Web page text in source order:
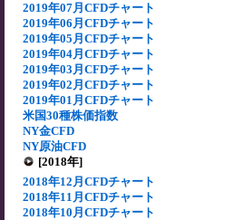
2019年07月CFDチャート
2019年06月CFDチャート
2019年05月CFDチャート
2019年04月CFDチャート
2019年03月CFDチャート
2019年02月CFDチャート
2019年01月CFDチャート
米国30種株価指数
NY金CFD
NY原油CFD
[2018年]
2018年12月CFDチャート
2018年11月CFDチャート
2018年10月CFDチャート